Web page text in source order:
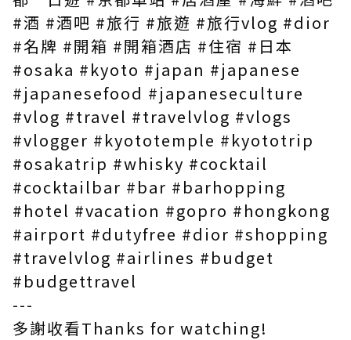
#酒 #酒吧 #旅行 #旅遊 #旅行vlog #dior
#名牌 #開箱 #開箱酒店 #住宿 #日本
#osaka #kyoto #japan #japanese
#japanesefood #japaneseculture
#vlog #travel #travelvlog #vlogs
#vlogger #kyototemple #kyototrip
#osakatrip #whisky #cocktail
#cocktailbar #bar #barhopping
#hotel #vacation #gopro #hongkong
#airport #dutyfree #dior #shopping
#travelvlog #airlines #budget
#budgettravel
---
多謝收看Thanks for watching!